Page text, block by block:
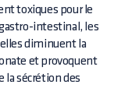
toxiques pour le
intestinal, les
diminuent la
et provoquent
la sécrétion des